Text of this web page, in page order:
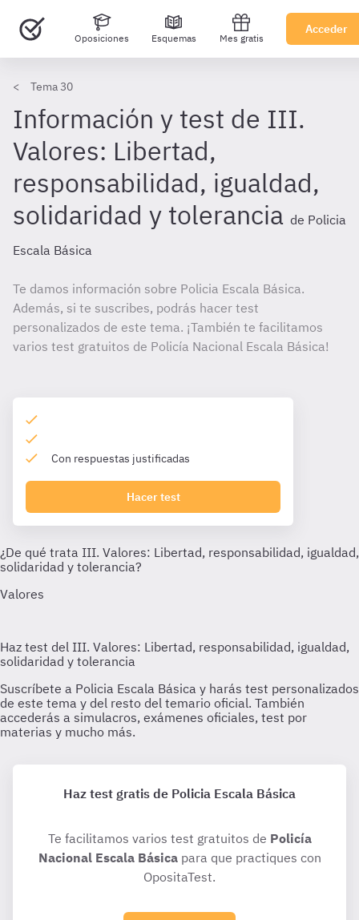
Oposiciones Esquemas Mes gratis
Acceder
Tema 30
Información y test de III.
Valores: Libertad,
responsabilidad, igualdad,
solidaridad y tolerancia de Policia
Escala Básica
Te damos información sobre Policia Escala Básica.
Además, si te suscribes, podrás hacer test
personalizados de este tema. ¡También te facilitamos
varios test gratuitos de Policía Nacional Escala Básica!
Con respuestas justificadas
Hacer test
Haz test gratis de Policia Escala Básica
Te facilitamos varios test gratuitos de Policía
Nacional Escala Básicapara que practiques con
OpositaTest.